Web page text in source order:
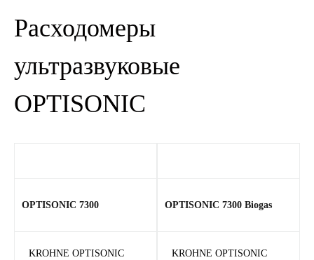
Расходомеры
ультразвуковые
OPTISONIC
OPTISONIC 7300
KROHNE OPTISONIC
OPTISONIC 7300 Biogas
KROHNE OPTISONIC